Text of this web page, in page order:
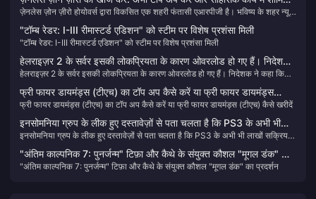
हों!
ज़ेनलेस ज़ोन ज़ीरो होयोवर्स द्वारा विकसित एक शहरी फंतासी एआरपीजी है। भविष्य के शहर न्यू
एरिडु में स्थापित, यह गेम खिलाड़ियों को एक ऐसी दुनिया में ले जाता है जहां "हॉलोज़" के नाम से
जानी जाने वाली एक रहस्यमय प्राकृतिक आपदा ने वास्तविकता को बदल दिया है। खिलाड़ी
"प्रॉक्सी" की भूमिका निभाते हैं जो इस अराजक दुनिया में घूमते हैं, खतरनाक प्राणियों से लड़ते हैं
और छिपी हुई सच्चाइयों को उजागर करते हैं। गेम एक अद्वितीय गेमिंग अनुभव बनाने के लिए
रोमांचक लड़ाई, आकर्षक कहानी और पात्रों की एक विविध भूमिका को जोड़ता है।
"टॉम्ब रेडर: I-III रीमास्टर्ड एडिशन" को स्टीम पर विशेष प्रशंसा मिली
"टॉम्ब रेडर: I-III रीमास्टर्ड एडिशन" को स्टीम पर विशेष प्रशंसा मिली
हेलराइज़र 2 के सर्वर इसकी लोकप्रियता के कारण ओवरलोड हो गए हैं। निदेशक
ने कहा कि इन-गेम खरीदारी के लिए जितना संभव हो सके P2W से बचना चाहिए।
हेलराइज़र 2 के सर्वर इसकी लोकप्रियता के कारण ओवरलोड हो गए हैं। निदेशक ने कहा कि
इन-गेम खरीदारी के लिए जितना संभव हो सके P2W से बचना चाहिए।
फ्री फायर डायमंड्स (टीएच) का टॉप अप कैसे करें या फ्री फायर डायमंड्स
(टीएच) कैसे खरीदें
फ्री फायर डायमंड्स (टीएच) का टॉप अप कैसे करें या फ्री फायर डायमंड्स (टीएच) कैसे खरीदें
इनसोमनिया ग्रुप के लीक हुए दस्तावेज़ों से पता चलता है कि PS3 के अभी भी
लाखों सक्रिय उपयोगकर्ता हैं
इनसोमनिया ग्रुप के लीक हुए दस्तावेज़ों से पता चलता है कि PS3 के अभी भी लाखों सक्रिय
उपयोगकर्ता हैं
"अंतिम काल्पनिक 7: पुनर्जन्म" टिफ़ा और कैथे के संयुक्त कौशल "मूगल डंक" का
प्रदर्शन
"अंतिम काल्पनिक 7: पुनर्जन्म" टिफ़ा और कैथे के संयुक्त कौशल "मूगल डंक" का प्रदर्शन